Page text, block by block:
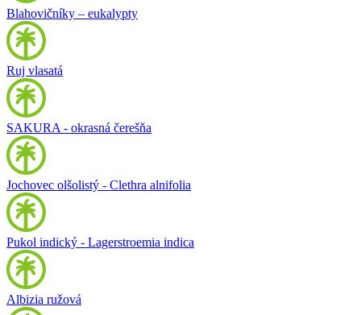
Blahovičníky – eukalypty
Ruj vlasatá
SAKURA - okrasná čerešňa
Jochovec olšolistý - Clethra alnifolia
Pukol indický - Lagerstroemia indica
Albizia ružová